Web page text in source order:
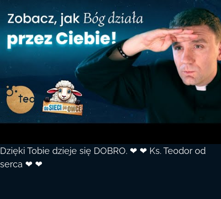
Dzięki Tobie dzieje się DOBRO. ❤ ❤ Ks. Teodor od
serca ❤ ❤